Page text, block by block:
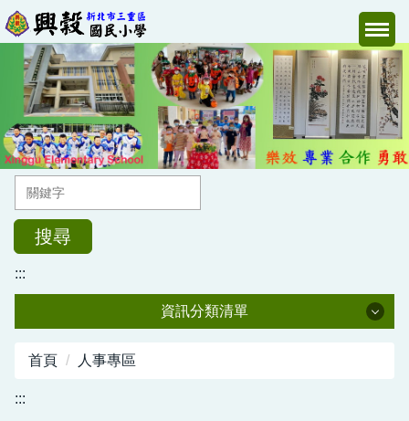
跳
到
容
區
搜尋
:::
資訊分類清單
校長室
首頁 人事專區
:::